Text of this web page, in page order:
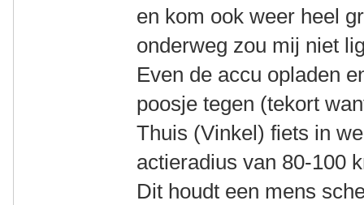
en kom ook weer heel
onderweg zou mij niet
Even de accu opladen
poosje tegen (tekort
Thuis (Vinkel) fiets in
actieradius van 80-100
Dit houdt een mens